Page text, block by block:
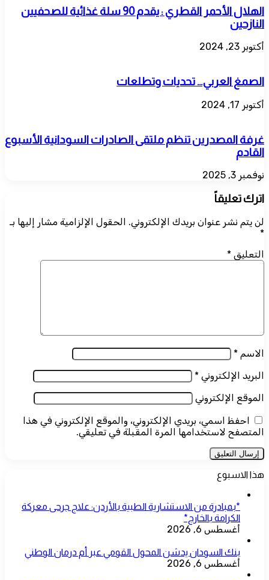
الهلال الأحمر القطري : يقدم 90 سلة غذائية للصحفيين
النازحين
أكتوبر 23, 2024
الصمغ العربي… تحديات وتطلعات
أكتوبر 17, 2024
غرفة المصدرين تنظم ملتقى الصادرات السودانية الأسبوع
القادم
نوفمبر 3, 2025
اترك تعليقاً
لن يتم نشر عنوان بريدك الإلكتروني. الحقول الإلزامية مشار إليها بـ
*
التعليق *
الاسم *
البريد الإلكتروني *
الموقع الإلكتروني
احفظ اسمي، بريدي الإلكتروني، والموقع الإلكتروني في هذا
المتصفح لاستخدامها المرة المقبلة في تعليقي.
هذا الاسبوع
*بمبادرة من الاستشارية الطبية بالأردن: علاج جرحى معركة
الكرامة بالخارج*
أغسطس 6, 2026
بنك السودان يدشن المحول القومي عبر أم درمان الوطني
أغسطس 6, 2026